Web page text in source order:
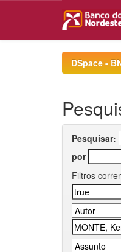
DSpace -
Pesquisar:
por
Filtros